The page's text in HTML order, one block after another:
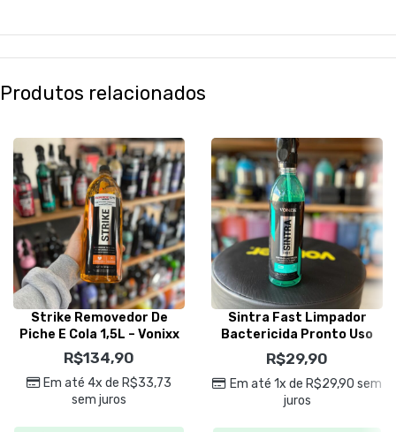
Produtos relacionados
Strike Removedor De
Piche E Cola 1,5L – Vonixx
R$134,90
Em até 4x de R$33,73
sem juros
Sintra Fast Limpador
Bactericida Pronto Uso
500ml – Vonixx
R$29,90
Em até 1x de R$29,90 sem
juros